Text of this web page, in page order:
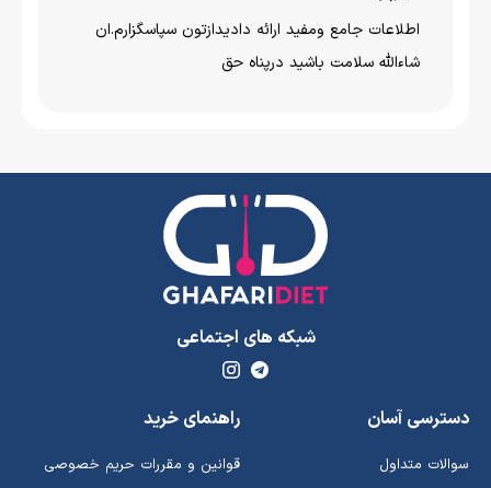
اطلاعات جامع ومفید ارائه دادیدازتون سپاسگزارم.ان
شاءالله سلامت باشید درپناه حق
شبکه های اجتماعی
دسترسی آسان
سوالات متداول
راهنمای خرید
قوانین و مقررات حریم خصوصی